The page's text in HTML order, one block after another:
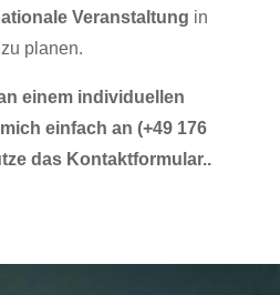
Veranstaltung in
planen.
einem individuellen
einfach an (+49 176
das Kontaktformular..